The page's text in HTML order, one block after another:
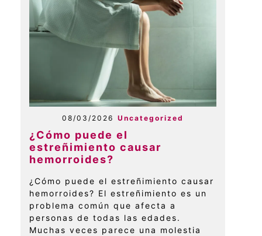
08/03/2026 Uncategorized
¿Cómo puede el
estreñimiento causar
hemorroides?
¿Cómo puede el estreñimiento causar
hemorroides? El estreñimiento es un
problema común que afecta a
personas de todas las edades.
Muchas veces parece una molestia